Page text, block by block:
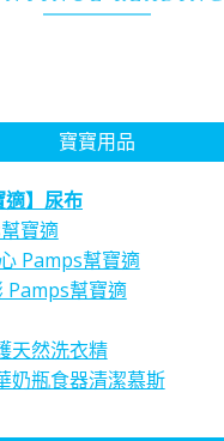
寶寶用品
適】尿布
寶適
Pamps幫寶適
Pamps幫寶適
天然洗衣精
奶瓶食器清潔慕斯